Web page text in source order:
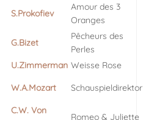
S.Prokofiev
Amour des 3
Oranges
G.Bizet
Pêcheurs des
Perles
U.Zimmerman Weisse Rose
W.A.Mozart Schauspieldirektor
C.W. Von
Romeo & Juliette